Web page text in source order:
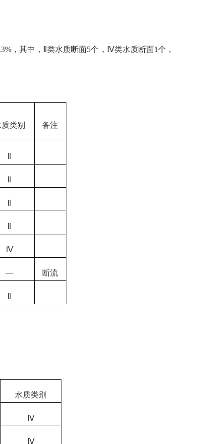
%，其中， 类水质断面5个， Ⅳ类水质断面1个 ，
类别 备注
Ⅳ
— 断流
水质类别
Ⅳ
Ⅳ